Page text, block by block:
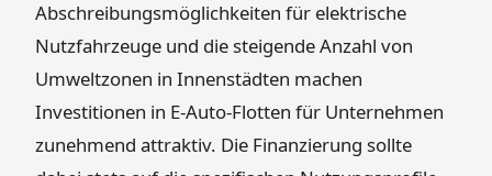
Abschreibungsmöglichkeiten für elektrische
Nutzfahrzeuge und die steigende Anzahl von
Umweltzonen in Innenstädten machen
Investitionen in E-Auto-Flotten für Unternehmen
zunehmend attraktiv. Die Finanzierung sollte